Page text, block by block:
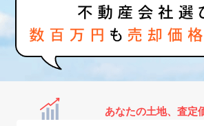
あなたの土地、査定
家査定シミュレーター
お問い合わせ